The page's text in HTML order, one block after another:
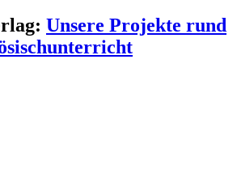
Unsere Projekte rund